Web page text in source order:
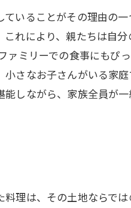
いることがその理由の
れにより、親たちは自
ァミリーでの食事にもぴ
さなお子さんがいる家
しながら、家族全員が
理は、その土地ならで